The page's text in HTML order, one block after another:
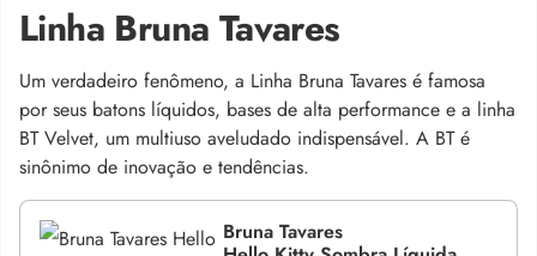
Linha Bruna Tavares
Um verdadeiro fenômeno, a Linha Bruna Tavares é famosa
por seus batons líquidos, bases de alta performance e a linha
BT Velvet, um multiuso aveludado indispensável. A BT é
sinônimo de inovação e tendências.
Bruna Tavares